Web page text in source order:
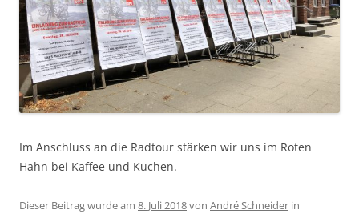
Im Anschluss an die Radtour stärken wir uns im Roten
Hahn bei Kaffee und Kuchen.
Dieser Beitrag wurde am 8. Juli 2018von André Schneider in